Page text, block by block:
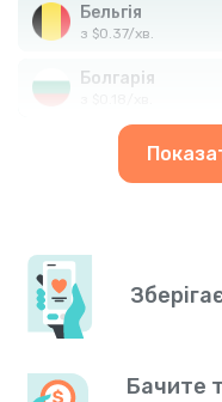
Бельгія
з $0.37/хв.
Болгарія
Бачите